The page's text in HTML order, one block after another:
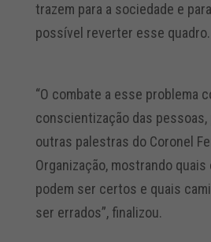
trazem para a sociedade e
possível reverter esse quadro.
“O combate a esse problema
conscientização das
outras palestras do Coronel
Organização, mostrando
podem ser certos e quais
ser errados”, finalizou.